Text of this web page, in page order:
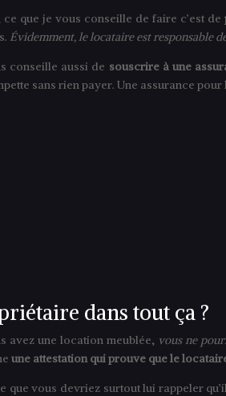
je vous conseille de faire c’est de
Évidemment, le locataire est responsable
aussi de souscrire à une
sans rien payer. Une assurance
dans tout ça ?
une location meublée, vous ne
une attestation qui prouve que le
devriez surtout lui rappeler qu’il